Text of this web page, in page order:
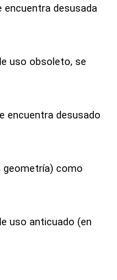
encuentra desusada
uso obsoleto, se
encuentra desusado
geometría) como
uso anticuado (en